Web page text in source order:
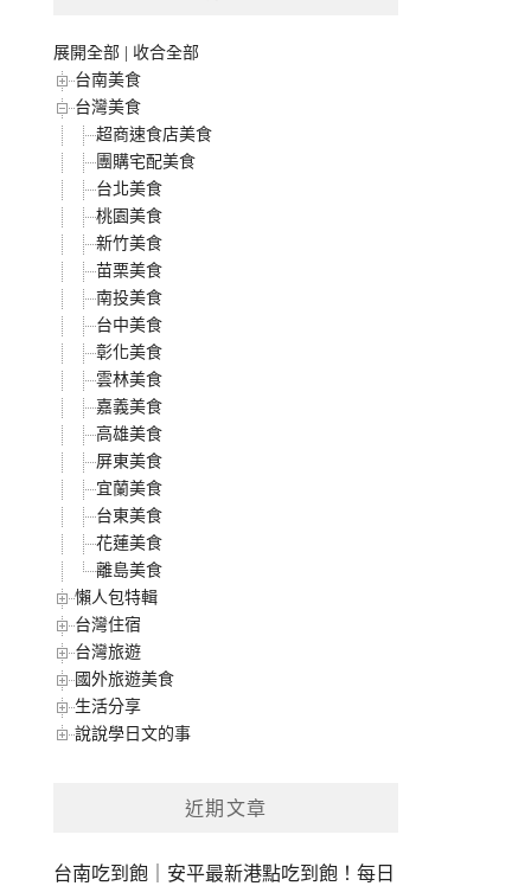
展開全部
收合全部
台南美食
台灣美食
超商速食店美食
團購宅配美食
台北美食
桃園美食
新竹美食
苗栗美食
南投美食
台中美食
彰化美食
雲林美食
嘉義美食
高雄美食
屏東美食
宜蘭美食
台東美食
花蓮美食
離島美食
懶人包特輯
台灣住宿
台灣旅遊
國外旅遊美食
生活分享
說說學日文的事
近期文章
台南吃到飽｜安平最新港點吃到飽！每日